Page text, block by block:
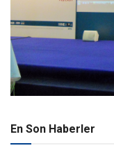
En Son Haberler